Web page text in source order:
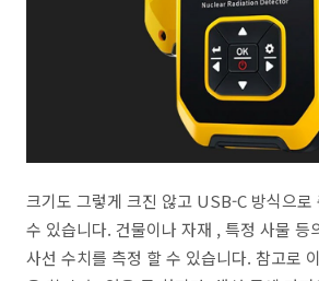
크기도 그렇게 크진 않고 USB-C 방식으로
수 있습니다. 건물이나 자재 , 특정 사물 등
사선 수치를 측정 할 수 있습니다. 참고로